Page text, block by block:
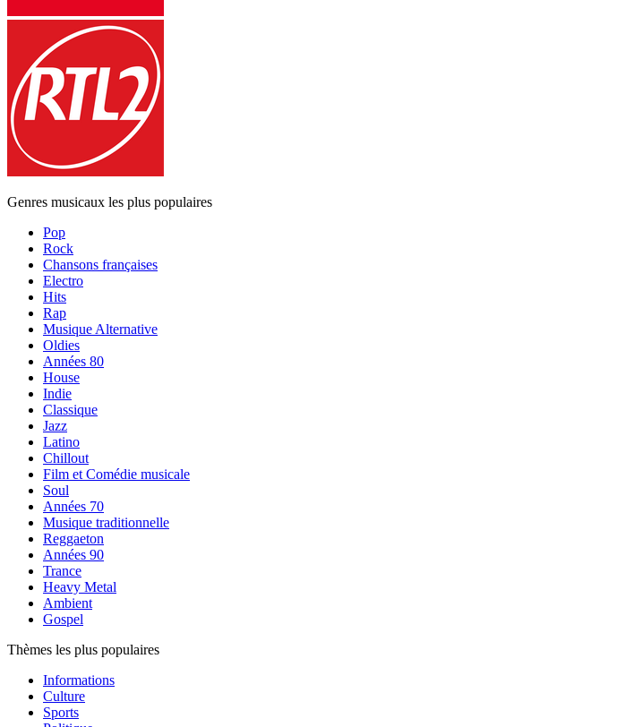
Genres musicaux les plus populaires
Pop
Rock
Chansons françaises
Electro
Hits
Rap
Musique Alternative
Oldies
Années 80
House
Indie
Classique
Jazz
Latino
Chillout
Film et Comédie musicale
Soul
Années 70
Musique traditionnelle
Reggaeton
Années 90
Trance
Heavy Metal
Ambient
Gospel
Thèmes les plus populaires
Informations
Culture
Sports